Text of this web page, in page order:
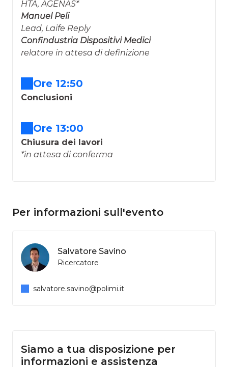
HTA, AGENAS*
Manuel Peli
Lead, Laife Reply
Confindustria Dispositivi Medici
relatore in attesa di definizione
Ore 12:50
Conclusioni
Ore 13:00
Chiusura dei lavori
*in attesa di conferma
Per informazioni sull'evento
Salvatore Savino
Ricercatore
salvatore.savino@polimi.it
Siamo a tua disposizione per
informazioni e assistenza